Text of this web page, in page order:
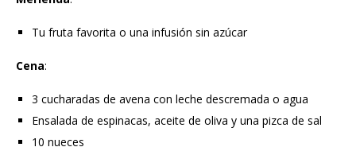
Tu fruta favorita o una infusión sin azúcar
Cena:
3 cucharadas de avena con leche descremada o agua
Ensalada de espinacas, aceite de oliva y una pizca de sal
10 nueces